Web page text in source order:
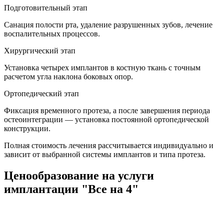
Подготовительный этап
Санация полости рта, удаление разрушенных зубов, лечение
воспалительных процессов.
Хирургический этап
Установка четырех имплантов в костную ткань с точным
расчетом угла наклона боковых опор.
Ортопедический этап
Фиксация временного протеза, а после завершения периода
остеоинтеграции — установка постоянной ортопедической
конструкции.
Полная стоимость лечения рассчитывается индивидуально и
зависит от выбранной системы имплантов и типа протеза.
Ценообразование на услуги
имплантации "Все на 4"